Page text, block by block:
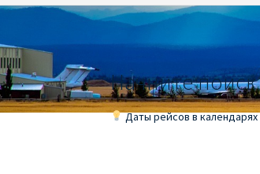
HomeRYANAIR | ПОИСК
RYANAIR ДОБАВИТЬ
RYANAIR ИЗ РИГИRyanair
Начните поиск
Даты рейсов в